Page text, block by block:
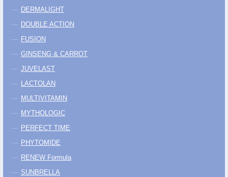
DERMALIGHT
DOUBLE ACTION
FUSION
GINSENG & CARROT
JUVELAST
LACTOLAN
MULTIVITAMIN
MYTHOLOGIC
PERFECT TIME
PHYTOMIDE
RENEW Formula
SUNBRELLA